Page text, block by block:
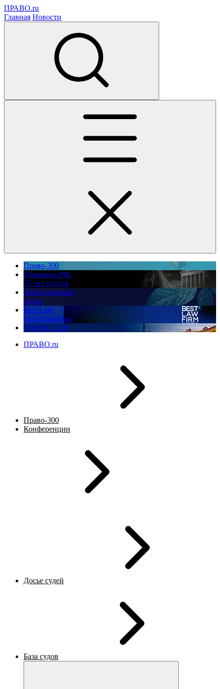
ПРАВО.ru
Главная Новости
Право-300
Юррынок РФ:
35 лет спустя
Экологическое
право
Best Law
Firm Marketing
ПМЮФ 2026
ПРАВО.ru
Право-300
Конференции
Досье судей
База судов